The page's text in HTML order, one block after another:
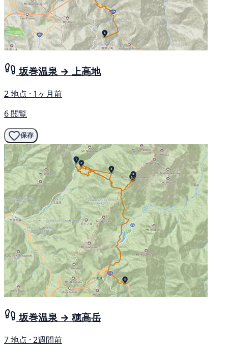
坂巻温泉 → 上高地
2 地点 · 1ヶ月前
6 閲覧
保存
坂巻温泉 → 穂高岳
7 地点 · 2週間前